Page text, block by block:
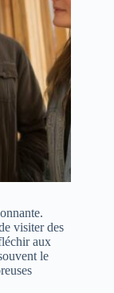
visiter des
aux
le